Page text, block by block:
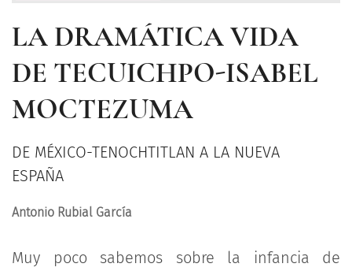
LA DRAMÁTICA VIDA
DE TECUICHPO-ISABEL
MOCTEZUMA
DE MÉXICO-TENOCHTITLAN A LA NUEVA
ESPAÑA
Antonio Rubial García
Muy poco sabemos sobre la infancia de